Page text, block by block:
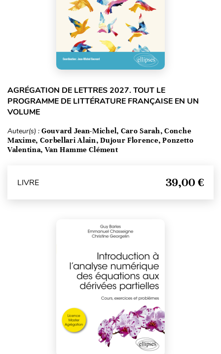
AGRÉGATION DE LETTRES 2027. TOUT LE
PROGRAMME DE LITTÉRATURE FRANÇAISE EN UN
VOLUME
Auteur(s) : Gouvard Jean-Michel, Caro Sarah, Conche
Maxime, Corbellari Alain, Dujour Florence, Ponzetto
Valentina, Van Hamme Clément
LIVRE 39,00 €